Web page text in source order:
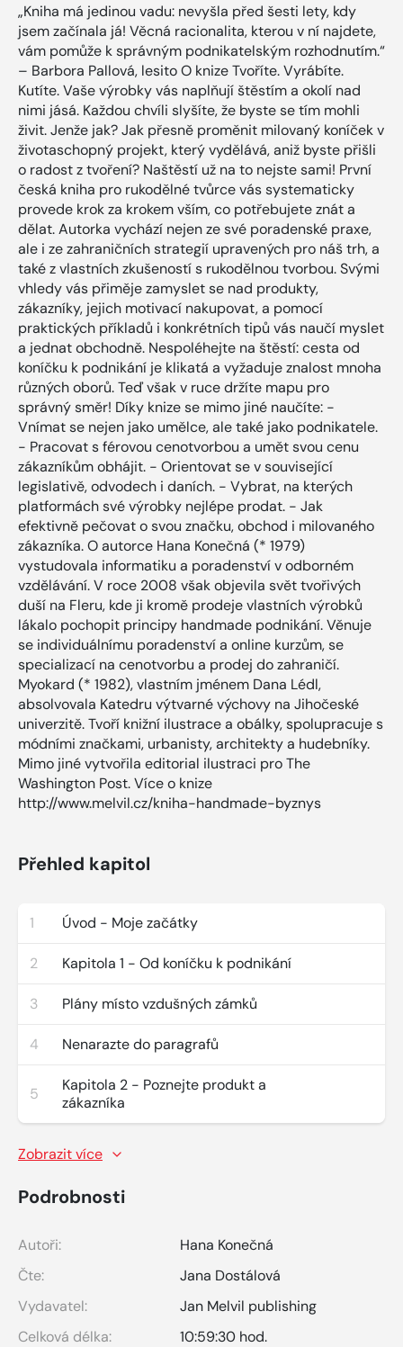
„Kniha má jedinou vadu: nevyšla před šesti lety, kdy
jsem začínala já! Věcná racionalita, kterou v ní najdete,
vám pomůže k správným podnikatelským rozhodnutím.“
– Barbora Pallová, lesito O knize Tvoříte. Vyrábíte.
Kutíte. Vaše výrobky vás naplňují štěstím a okolí nad
nimi jásá. Každou chvíli slyšíte, že byste se tím mohli
živit. Jenže jak? Jak přesně proměnit milovaný koníček v
životaschopný projekt, který vydělává, aniž byste přišli
o radost z tvoření? Naštěstí už na to nejste sami! První
česká kniha pro rukodělné tvůrce vás systematicky
provede krok za krokem vším, co potřebujete znát a
dělat. Autorka vychází nejen ze své poradenské praxe,
ale i ze zahraničních strategií upravených pro náš trh, a
také z vlastních zkušeností s rukodělnou tvorbou. Svými
vhledy vás přiměje zamyslet se nad produkty,
zákazníky, jejich motivací nakupovat, a pomocí
praktických příkladů i konkrétních tipů vás naučí myslet
a jednat obchodně. Nespoléhejte na štěstí: cesta od
koníčku k podnikání je klikatá a vyžaduje znalost mnoha
různých oborů. Teď však v ruce držíte mapu pro
správný směr! Díky knize se mimo jiné naučíte: -
Vnímat se nejen jako umělce, ale také jako podnikatele.
- Pracovat s férovou cenotvorbou a umět svou cenu
zákazníkům obhájit. - Orientovat se v související
legislativě, odvodech i daních. - Vybrat, na kterých
platformách své výrobky nejlépe prodat. - Jak
efektivně pečovat o svou značku, obchod i milovaného
zákazníka. O autorce Hana Konečná (* 1979)
vystudovala informatiku a poradenství v odborném
vzdělávání. V roce 2008 však objevila svět tvořivých
duší na Fleru, kde ji kromě prodeje vlastních výrobků
lákalo pochopit principy handmade podnikání. Věnuje
se individuálnímu poradenství a online kurzům, se
specializací na cenotvorbu a prodej do zahraničí.
Myokard (* 1982), vlastním jménem Dana Lédl,
absolvovala Katedru výtvarné výchovy na Jihočeské
univerzitě. Tvoří knižní ilustrace a obálky, spolupracuje s
módními značkami, urbanisty, architekty a hudebníky.
Mimo jiné vytvořila editorial ilustraci pro The
Washington Post. Více o knize
http://www.melvil.cz/kniha-handmade-byznys
Přehled kapitol
1 Úvod - Moje začátky
2 Kapitola 1 - Od koníčku k podnikání
3 Plány místo vzdušných zámků
4 Nenarazte do paragrafů
5
Kapitola 2 - Poznejte produkt a
zákazníka
Zobrazit více
Podrobnosti
Autoři:
Hana Konečná
Čte:
Jana Dostálová
Vydavatel:
Jan Melvil publishing
Celková délka:
10:59:30 hod.